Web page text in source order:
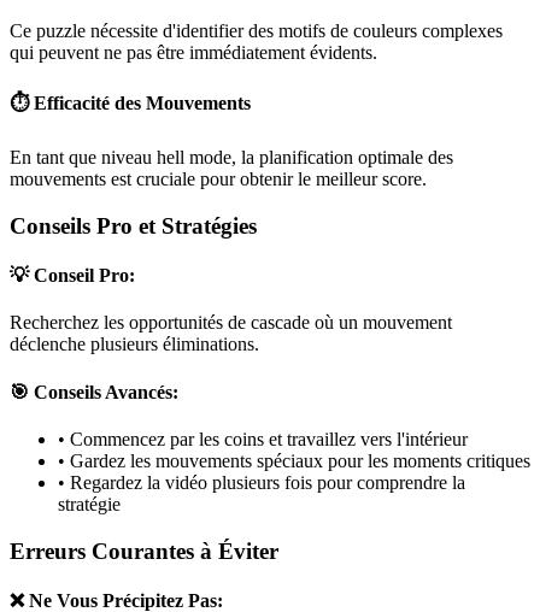
Ce puzzle nécessite d'identifier des motifs de couleurs complexes
qui peuvent ne pas être immédiatement évidents.
⏱️ Efficacité des Mouvements
En tant que niveau hell mode, la planification optimale des
mouvements est cruciale pour obtenir le meilleur score.
Conseils Pro et Stratégies
💡 Conseil Pro:
Recherchez les opportunités de cascade où un mouvement
déclenche plusieurs éliminations.
🎯 Conseils Avancés:
• Commencez par les coins et travaillez vers l'intérieur
• Gardez les mouvements spéciaux pour les moments critiques
• Regardez la vidéo plusieurs fois pour comprendre la
stratégie
Erreurs Courantes à Éviter
❌ Ne Vous Précipitez Pas: